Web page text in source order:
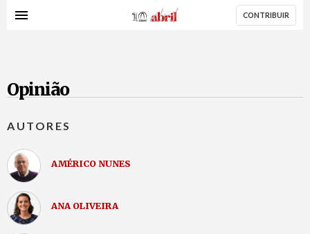
para
AbrilAbril CONTRIBUIR
Opinião
AUTORES
AMÉRICO NUNES
ANA OLIVEIRA